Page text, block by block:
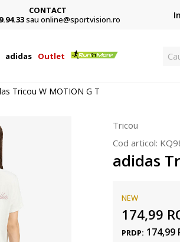
CONTACT
sau online@sportvision.ro
adidas Outlet
Tricou W MOTION G T
Tricou
Cod articol:
adidas
NEW
174,99
PRDP: 174,99